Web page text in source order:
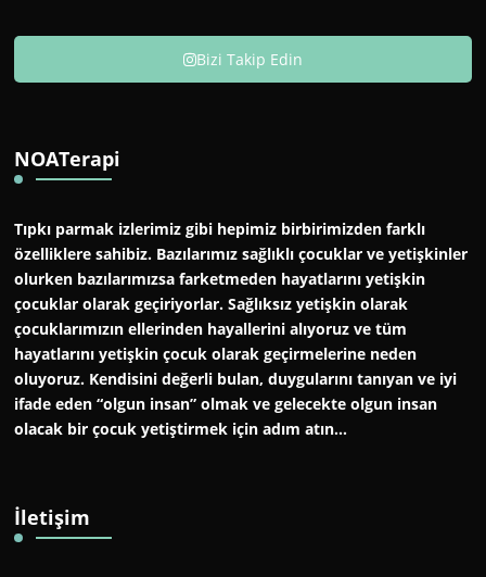
Bizi Takip Edin
NOATerapi
Tıpkı parmak izlerimiz gibi hepimiz birbirimizden farklı
özelliklere sahibiz. Bazılarımız sağlıklı çocuklar ve yetişkinler
olurken bazılarımızsa farketmeden hayatlarını yetişkin
çocuklar olarak geçiriyorlar. Sağlıksız yetişkin olarak
çocuklarımızın ellerinden hayallerini alıyoruz ve tüm
hayatlarını yetişkin çocuk olarak geçirmelerine neden
oluyoruz. Kendisini değerli bulan, duygularını tanıyan ve iyi
ifade eden “olgun insan” olmak ve gelecekte olgun insan
olacak bir çocuk yetiştirmek için adım atın…
İletişim